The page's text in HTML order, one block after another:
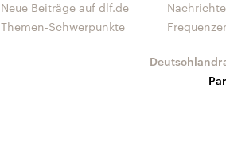
Neue Beiträge auf dlf.de
Themen-Schwerpunkte